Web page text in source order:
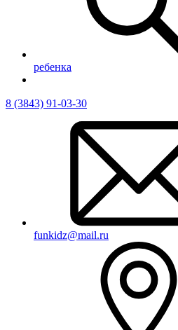
ребенка
8 (3843) 91-03-30
funkidz@mail.ru